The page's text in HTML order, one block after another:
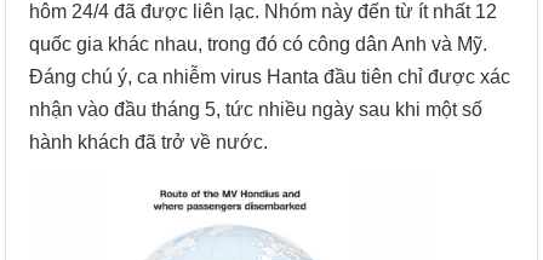
hôm 24/4 đã được liên lạc. Nhóm này đến từ ít nhất 12
quốc gia khác nhau, trong đó có công dân Anh và Mỹ.
Đáng chú ý, ca nhiễm virus Hanta đầu tiên chỉ được xác
nhận vào đầu tháng 5, tức nhiều ngày sau khi một số
hành khách đã trở về nước.